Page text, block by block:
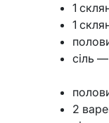
1
1
сіль
2